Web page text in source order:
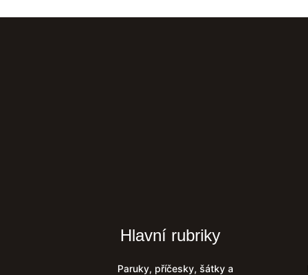
Hlavní rubriky
Paruky, příčesky, šátky a